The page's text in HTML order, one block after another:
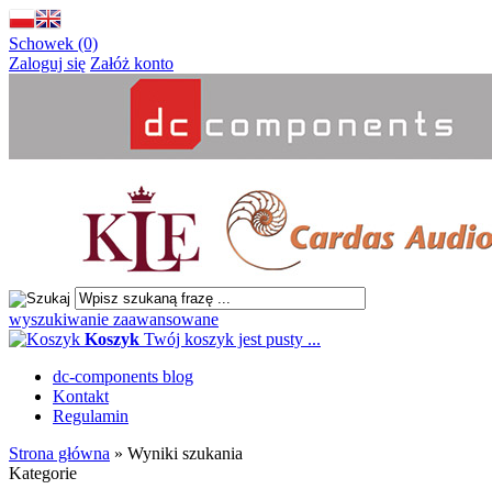
Schowek (0)
Zaloguj się Załóż konto
wyszukiwanie zaawansowane
Koszyk Twój koszyk jest pusty ...
dc-components blog
Kontakt
Regulamin
Strona główna » Wyniki szukania
Kategorie